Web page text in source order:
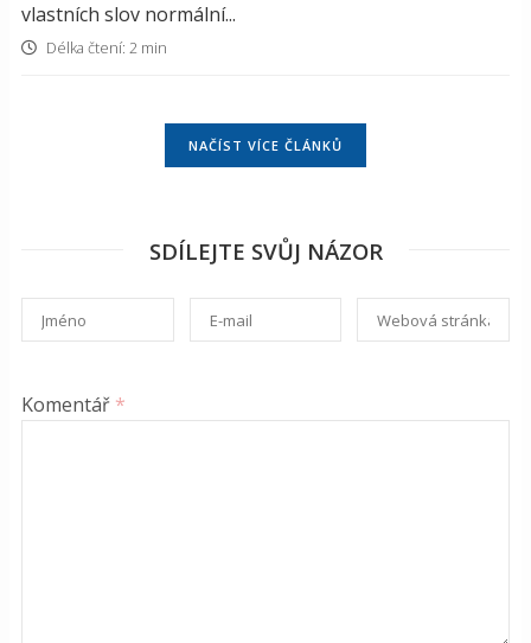
vlastních slov normální...
Délka čtení: 2 min
NAČÍST VÍCE ČLÁNKŮ
SDÍLEJTE SVŮJ NÁZOR
Komentář *